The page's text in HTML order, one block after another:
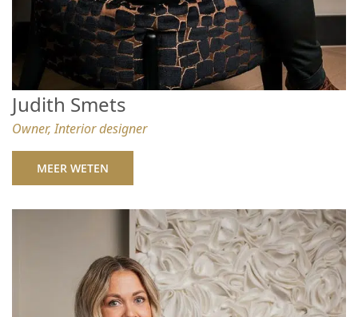
Judith Smets
Owner, Interior designer
MEER WETEN